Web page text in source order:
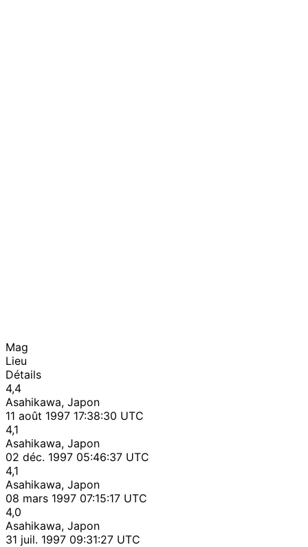
Mag
Lieu
Détails
4,4
Asahikawa, Japon
11 août 1997 17:38:30 UTC
4,1
Asahikawa, Japon
02 déc. 1997 05:46:37 UTC
4,1
Asahikawa, Japon
08 mars 1997 07:15:17 UTC
4,0
Asahikawa, Japon
31 juil. 1997 09:31:27 UTC